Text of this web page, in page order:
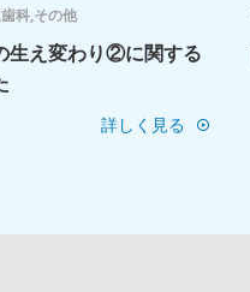
科,その他
生え変わり②に関する
詳しく見る